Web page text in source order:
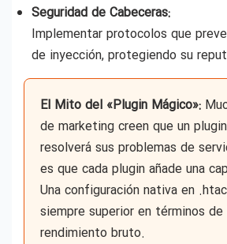
Seguridad de Cabeceras:
Implementar protocolos que
de inyección, protegiendo su
El Mito del «Plugin Mágico»:
de marketing creen que un
resolverá sus problemas de
es que cada plugin añade una
Una configuración nativa en
siempre superior en términos de
rendimiento bruto.